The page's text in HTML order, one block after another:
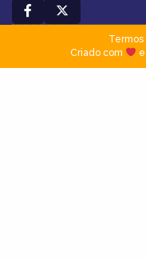
Termos|
Criado com
e